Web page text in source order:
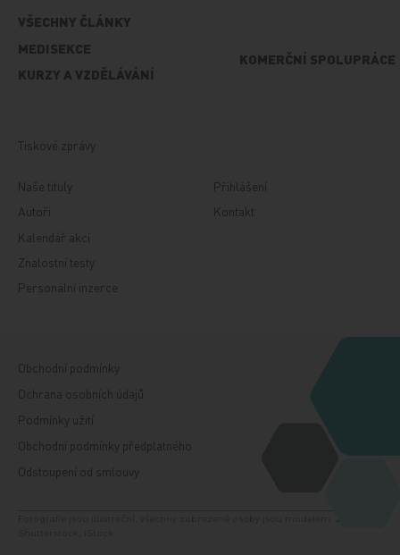
VŠECHNY ČLÁNKY
MEDISEKCE
KURZY A VZDĚLÁVÁNÍ
KOMERČNÍ SPOLUPRÁCE
Tiskové zprávy
Naše tituly
Autoři
Kalendář akcí
Znalostní testy
Personální inzerce
Přihlášení
Kontakt
Obchodní podmínky
Ochrana osobních údajů
Podmínky užití
Obchodní podmínky předplatného
Odstoupení od smlouvy